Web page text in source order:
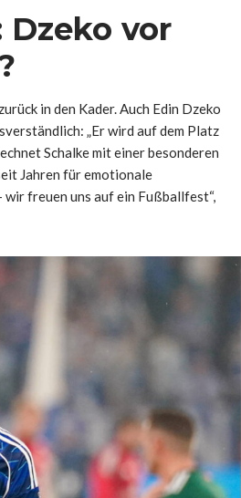
vor
in den Kader. Auch Edin Dzeko
„Er wird auf dem Platz
Schalke mit einer besonderen
Jahren für emotionale
wir freuen uns auf ein Fußballfest“,